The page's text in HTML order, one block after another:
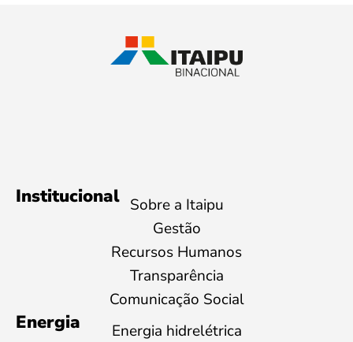
Institucional Sobre a Itaipu
Gestão
Recursos Humanos
Transparência
Comunicação Social
Energia
Energia hidrelétrica